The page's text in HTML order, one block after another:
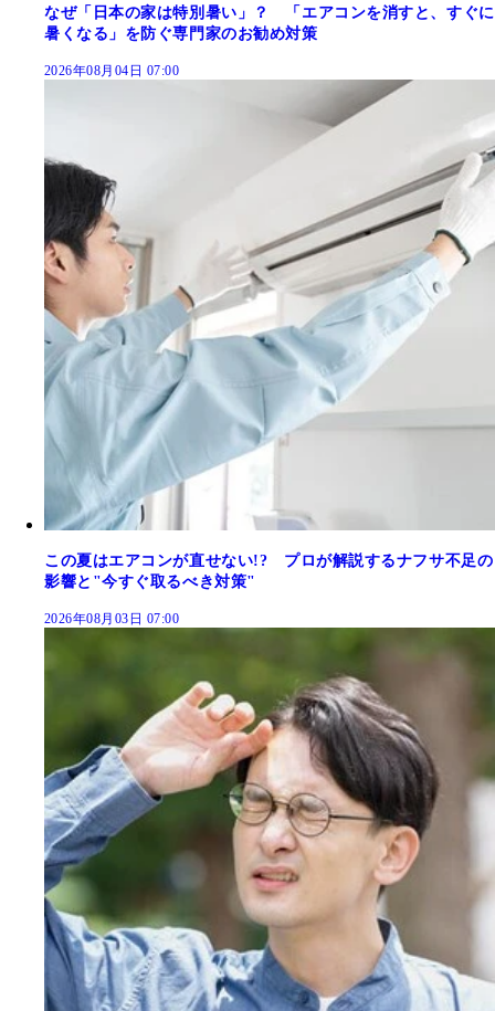
なぜ「日本の家は特別暑い」？ 「エアコンを消すと、すぐに
暑くなる」を防ぐ専門家のお勧め対策
2026年08月04日 07:00
この夏はエアコンが直せない!? プロが解説するナフサ不足の
影響と"今すぐ取るべき対策"
2026年08月03日 07:00